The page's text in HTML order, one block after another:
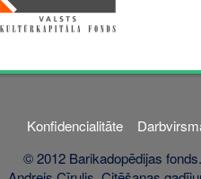
Konfidencialitāte
© 2012 Barikadopēdijas